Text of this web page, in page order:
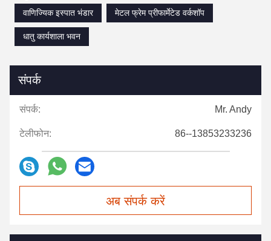
वाणिज्यिक इस्पात भंडार
मेटल फ्रेम प्रीफार्मेटेड वर्कशॉप
धातु कार्यशाला भवन
संपर्क
संपर्क: Mr. Andy
टेलीफोन: 86--13853233236
अब संपर्क करें